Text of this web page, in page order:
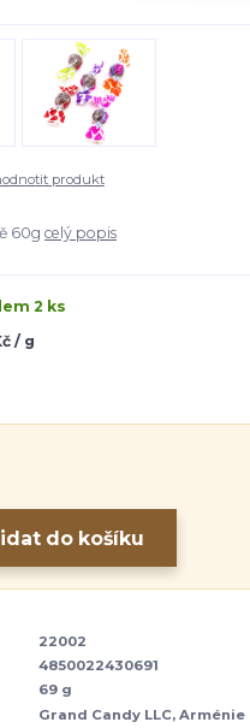
produkt
60g celý popis
2 ks
/ g
do košíku
22002
4850022430691
69 g
Grand Candy LLC, Arménie